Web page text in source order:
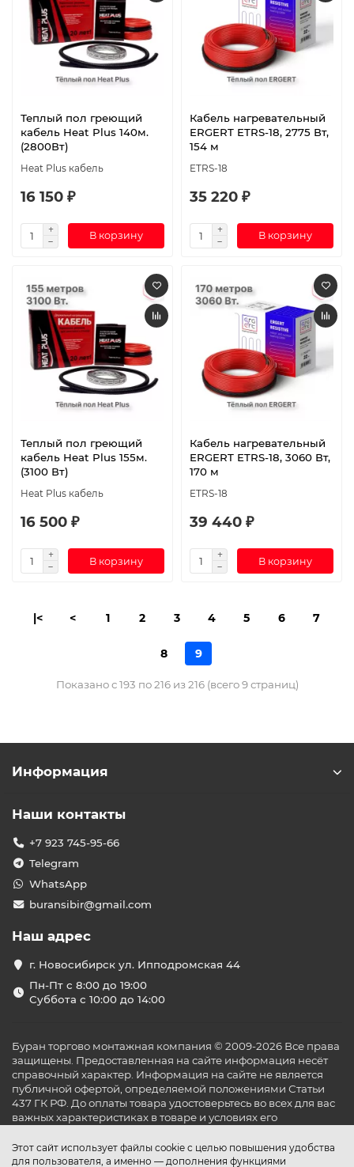
Теплый пол греющий
кабель Heat Plus 140м.
(2800Вт)
Heat Plus кабель
16 150 ₽
В корзину
Кабель нагревательный
ERGERT ETRS-18, 2775 Вт,
154 м
ETRS-18
35 220 ₽
В корзину
Теплый пол греющий
кабель Heat Plus 155м.
(3100 Вт)
Heat Plus кабель
16 500 ₽
В корзину
Кабель нагревательный
ERGERT ETRS-18, 3060 Вт,
170 м
ETRS-18
39 440 ₽
В корзину
|< < 1 2 3 4 5 6 7
8 9
Показано с 193 по 216 из 216 (всего 9 страниц)
Этот сайт использует файлы cookie с целью повышения удобства
для пользователя, а именно — дополнения функциями
Информация
Наши контакты
+7 923 745-95-66
Telegram
WhatsApp
buransibir@gmail.com
Наш адрес
г. Новосибирск ул. Ипподромская 44
Пн-Пт с 8:00 до 19:00
Суббота с 10:00 до 14:00
Буран торгово монтажная компания © 2009-2026 Все права
защищены. Предоставленная на сайте информация несёт
справочный характер. Информация на сайте не является
публичной офертой, определяемой положениями Статьи
437 ГК РФ. До оплаты товара удостоверьтесь во всех для вас
важных характеристиках в товаре и условиях его